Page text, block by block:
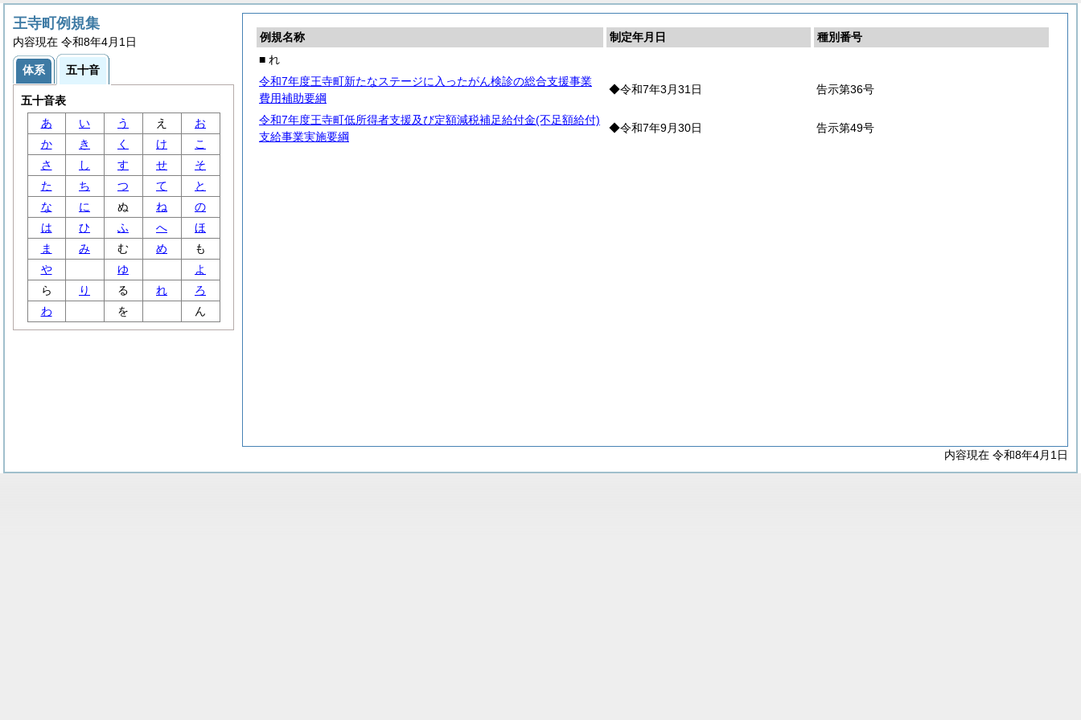
例規名称 制定年月日
種別番号
■ れ
令和7年度王寺町新たなステージに入ったがん検診の総合支援事業
費用補助要綱
◆令和7年3月31日 告示第36号
令和7年度王寺町低所得者支援及び定額減税補足給付金(不足額給付)
支給事業実施要綱
◆令和7年9月30日 告示第49号
内容現在 令和8年4月1日
王寺町例規集
内容現在 令和8年4月1日
体系 五十音
五十音表
あ
い う え
お
か
き く け
こ
さ
し す せ
そ
た
ち つ て
と
な
に ぬ ね
の
は
ひ ふ へ
ほ
ま
み む め
も
や
ゆ
よ
ら
り る れ
ろ
わ
を ん